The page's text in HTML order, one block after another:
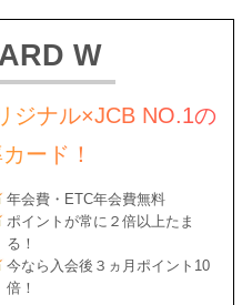
W
ジナル×JCB NO.1の
ード！
年会費・ETC年会費無料
ポイントが常に２倍以上たま
る！
今なら入会後３ヵ月ポイント10
倍！